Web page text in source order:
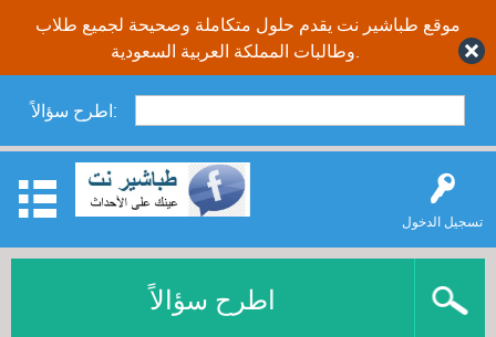
موقع طباشير نت يقدم حلول متكاملة وصحيحة لجميع طلاب
اطرح سؤالاً:
تسجيل الدخول
اطرح سؤالاً